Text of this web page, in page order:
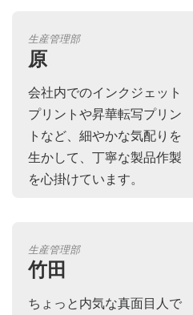
生産管理部
原
会社内でのインクジェット
プリントや昇華転写プリン
トなど、細やかな気配りを
生かして、丁寧な製品作製
を心掛けています。
生産管理部
竹田
ちょっと内気な真面目人で